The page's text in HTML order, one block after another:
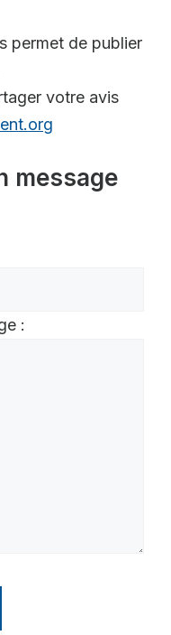
permet de publier
votre avis
message
: